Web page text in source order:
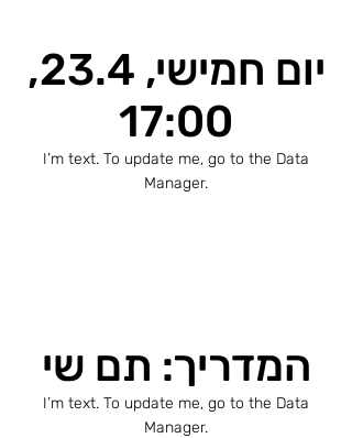
יום חמישי, 23.4,
17:00
I’m text. To update me, go to the Data
Manager.
המדריך: תם שי
I’m text. To update me, go to the Data
Manager.